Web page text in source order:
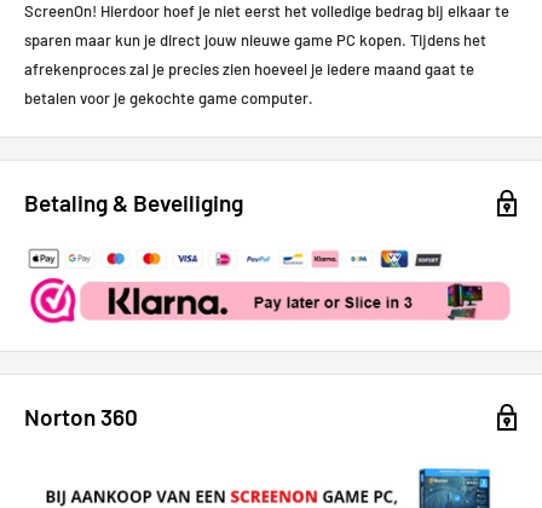
ScreenOn! Hierdoor hoef je niet eerst het volledige bedrag bij elkaar te
sparen maar kun je direct jouw nieuwe game PC kopen. Tijdens het
afrekenproces zal je precies zien hoeveel je iedere maand gaat te
betalen voor je gekochte game computer.
Betaling & Beveiliging
Norton 360